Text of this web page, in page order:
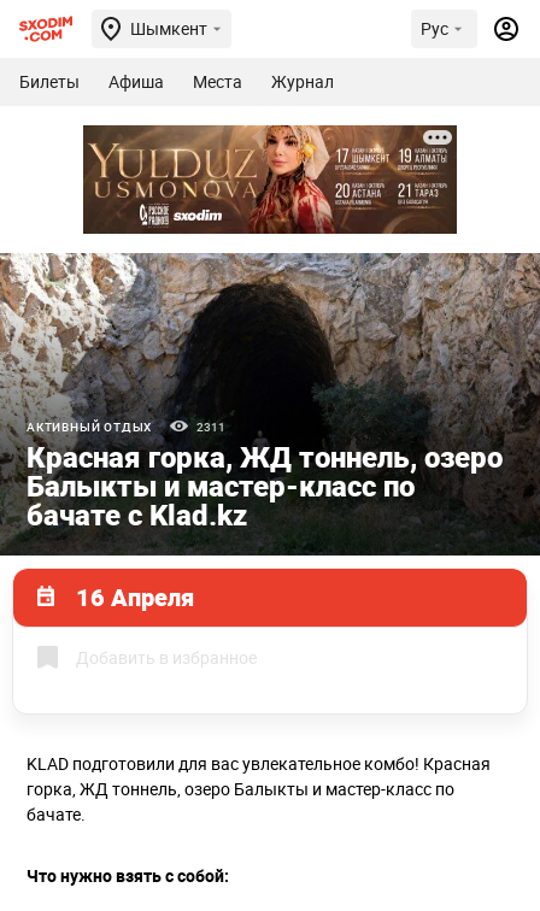
Шымкент Рус
Билеты Афиша Места Журнал
АКТИВНЫЙ ОТДЫХ 2311
Красная горка, ЖД тоннель, озеро
Балыкты и мастер-класс по
бачате с Klad.kz
16 Апреля
Добавить в избранное
KLAD подготовили для вас увлекательное комбо! Красная
горка, ЖД тоннель, озеро Балыкты и мастер-класс по
бачате.
Что нужно взять с собой: